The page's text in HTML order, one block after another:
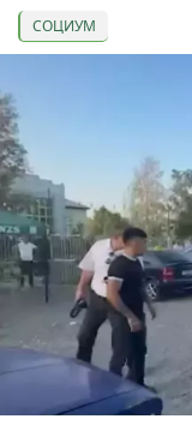
СОЦИУМ